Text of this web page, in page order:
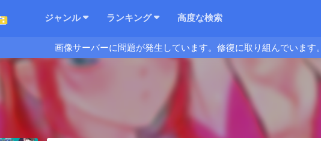
ジャンル ランキング 高度な検索
画像サーバーに問題が発生しています。修復に取り組んでいます